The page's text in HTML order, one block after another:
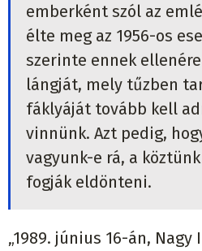
emberként szól az
élte meg az 1956-os
szerinte ennek
lángját, mely tűzben
fáklyáját tovább kell
vinnünk. Azt pedig,
vagyunk-e rá, a
fogják eldönteni.
„1989. június 16-án,